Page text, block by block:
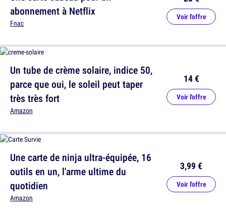
Un tube de crème solaire, indice 50,
parce que oui, le soleil peut taper
très très fort
Amazon
14 €
Voir l'offre
abonnement à Netflix
Fnac
Voir l'offre
Une carte de ninja ultra-équipée, 16
outils en un, l'arme ultime du
quotidien
Amazon
3,99 €
Voir l'offre